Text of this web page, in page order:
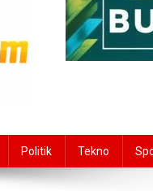
Politik Tekno